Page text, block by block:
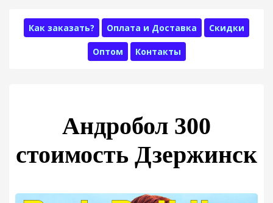
Как заказать? Оплата и Доставка Скидки
Оптом Контакты
Андробол 300
стоимость Дзержинск